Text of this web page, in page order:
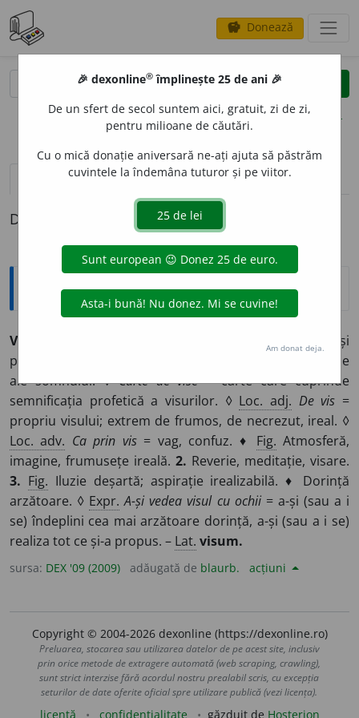
savings Donează
clear
opțiuni
definiții (1) pronunțievolume_up (50)
Definiția cu ID-ul 826624:
Explicative DEX
VIS,
imagini și
procese psihice care survin în fazele mai puțin profunde
ale somnului. ◊Carte de vise= carte care cuprinde
semnificația profetică a visurilor. ◊ Loc. adj. De vis =
propriu visului; extrem de frumos, de necrezut, ireal. ◊
Loc. adv. Ca prin vis= vag, confuz. ♦ Fig. Atmosferă,
imagine, frumusețe ireală. 2. Reverie, meditație, visare.
3. Fig. Iluzie deșartă; aspirație irealizabilă. ♦ Dorință
arzătoare. ◊ Expr. A-și vedea visul cu ochii= a-și (sau a i
se) îndeplini cea mai arzătoare dorință, a-și (sau a i se)
realiza tot ce și-a propus. – Lat. visum.
sursa: DEX '09 (2009) adăugată de blaurb. acțiuni
Copyright © 2004-2026 dexonline (https://dexonline.ro)
Preluarea, stocarea sau utilizarea datelor de pe acest site, inclusiv
prin orice metode de extragere automată (web scraping, crawling),
sunt strict interzise fără acordul nostru prealabil scris, cu excepția
seturilor de date oferite oficial spre utilizare publică (vezi licența).
licență confidențialitate găzduit de Hosterion
🎉 dexonline® împlinește 25 de ani 🎉
De un sfert de secol suntem aici, gratuit, zi de zi,
pentru milioane de căutări.
Cu o mică donație aniversară ne-ați ajuta să păstrăm
cuvintele la îndemâna tuturor și pe viitor.
Am donat deja.